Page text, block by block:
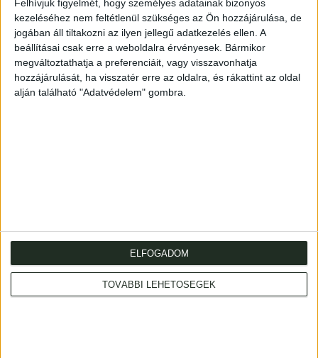
Felhívjuk figyelmét, hogy személyes adatainak bizonyos
kezeléséhez nem feltétlenül szükséges az Ön hozzájárulása, de
jogában áll tiltakozni az ilyen jellegű adatkezelés ellen. A
beállításai csak erre a weboldalra érvényesek. Bármikor
megváltoztathatja a preferenciáit, vagy visszavonhatja
hozzájárulását, ha visszatér erre az oldalra, és rákattint az oldal
alján található "Adatvédelem" gombra.
TOVÁBBI LEHETŐSÉGEK
ELFOGADOM
11+(65)p. Egészoldalas fényképekkel.
Illusztrált, kiadói papírborítóban. Az első borítón apró
sérülésekkel. Illustrated original paper. Minor defects on
the front cover.
: 1053 Budapest., Múzeum krt. 13-15.
Telefon: +36 1 317 3514
: hétköznap 10-18h, szombat 10-14h